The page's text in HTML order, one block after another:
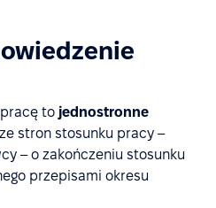
to jednostronne
stron stosunku pracy –
– o zakończeniu stosunku
przepisami okresu